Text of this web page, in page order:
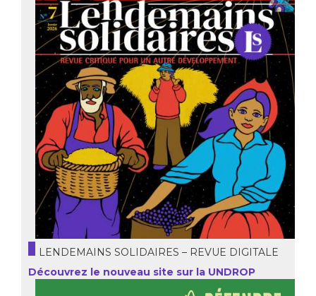
LENDEMAINS SOLIDAIRES – REVUE DIGITALE
Découvrez le nouveau site sur la UNDROP